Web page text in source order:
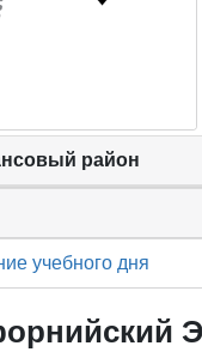
район
учебного дня